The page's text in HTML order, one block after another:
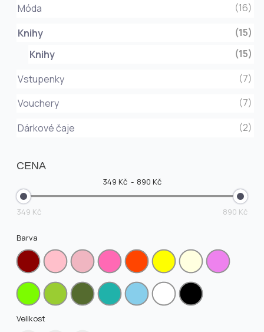
Móda
(16)
Knihy
(15)
Knihy
(15)
Vstupenky
(7)
Vouchery
(7)
Dárkové čaje
(2)
CENA
349 Kč 890 Kč
349 Kč 890 Kč
Barva
Velikost